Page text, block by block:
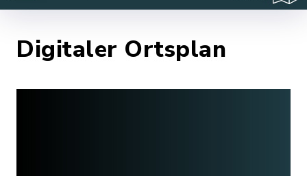
Digitaler Ortsplan